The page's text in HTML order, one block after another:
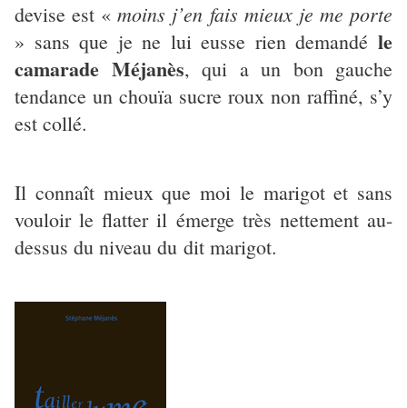
devise est «moins j’en fais mieux je me porte
» sans que je ne lui eusse rien demandé le
camarade Méjanès, qui a un bon gauche
tendance un chouïa sucre roux non raffiné, s’y
est collé.
Il connaît mieux que moi le marigot et sans
vouloir le flatter il émerge très nettement au-
dessus du niveau du dit marigot.